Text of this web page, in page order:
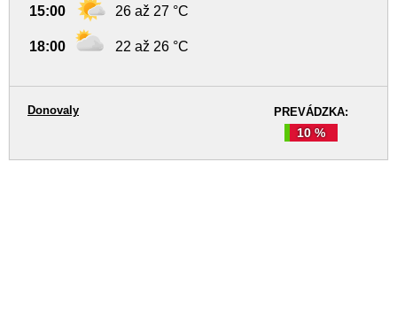
15:00 26 až 27 °C
18:00 22 až 26 °C
PREVÁDZKA:
10 %
Donovaly